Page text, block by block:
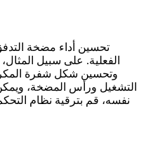
تحسين أداء مضخة
الفعلية. على سبيل
وتحسين شكل شفرة
التشغيل ورأس المضخة،
نفسه، قم بترقية نظام